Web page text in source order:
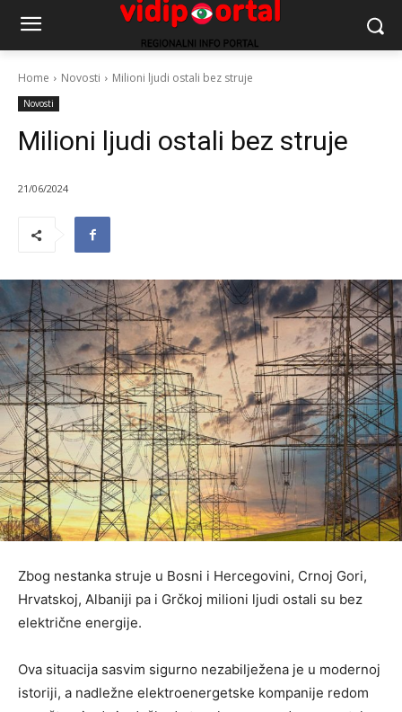
Home Novosti Milioni ljudi ostali bez struje
Novosti
Milioni ljudi ostali bez struje
21/06/2024
Zbog nestanka struje u Bosni i Hercegovini, Crnoj Gori,
Hrvatskoj, Albaniji pa i Grčkoj milioni ljudi ostali su bez
električne energije.
Ova situacija sasvim sigurno nezabilježena je u modernoj
istoriji, a nadležne elektroenergetske kompanije redom